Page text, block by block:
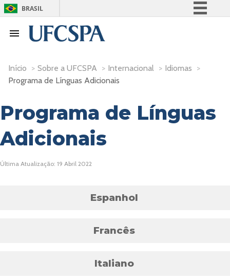
BRASIL
Canais
Início > Sobre a UFCSPA > Internacional > Idiomas >
Programa de Línguas Adicionais
Programa de Línguas
Adicionais
Última Atualização: 19 Abril 2022
Espanhol
Francês
Italiano